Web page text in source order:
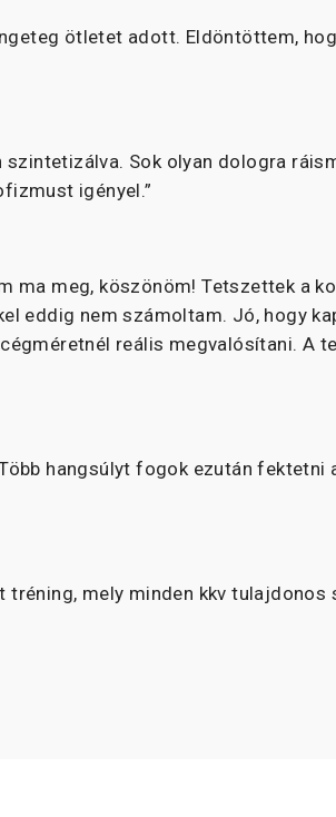
ötletet adott. Eldöntöttem,
Sok olyan dologra
igényel.”
meg, köszönöm! Tetszettek a
eddig nem számoltam. Jó, hogy
reális megvalósítani. A
hangsúlyt fogok ezután fektetni
mely minden kkv tulajdonos